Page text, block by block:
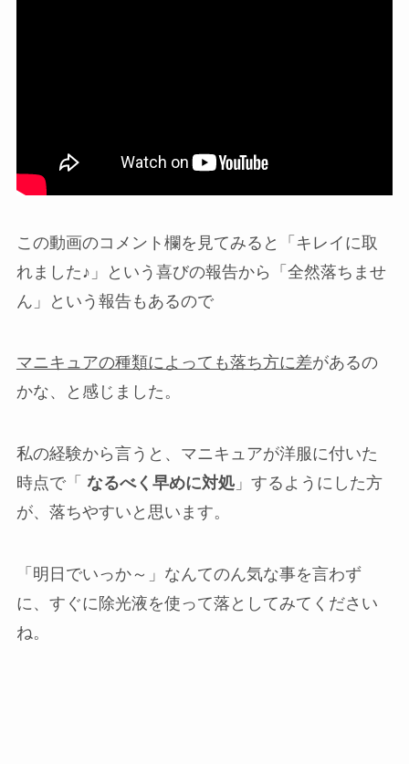
この動画のコメント欄を見てみると「キレイに取
れました♪」という喜びの報告から「全然落ちませ
ん」という報告もあるので
マニキュアの種類によっても落ち方に差があるの
かな、と感じました。
私の経験から言うと、マニキュアが洋服に付いた
時点で「 なるべく早めに対処」するようにした方
が、落ちやすいと思います。
「明日でいっか～」なんてのん気な事を言わず
に、すぐに除光液を使って落としてみてください
ね。